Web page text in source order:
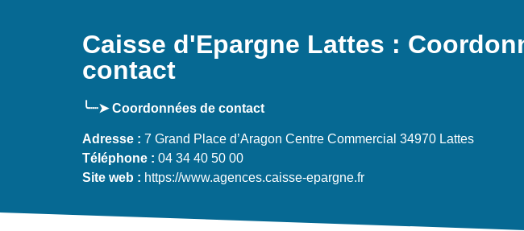
Caisse d'Epargne Lattes :
contact
╰┈➤ Coordonnées de contact
Adresse : 7 Grand Place d’Aragon Centre Commercial 34970 Lattes
Téléphone : 04 34 40 50 00
Site web : https://www.agences.caisse-epargne.fr